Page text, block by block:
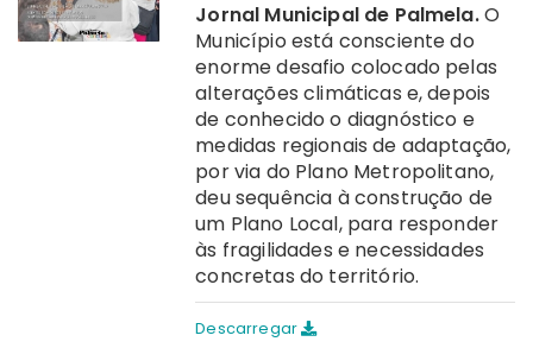
Jornal Municipal de Palmela.O
Município está consciente do
enorme desafio colocado pelas
alterações climáticas e, depois
de conhecido o diagnóstico e
medidas regionais de adaptação,
por via do Plano Metropolitano,
deu sequência à construção de
um Plano Local, para responder
às fragilidades e necessidades
concretas do território.
Descarregar